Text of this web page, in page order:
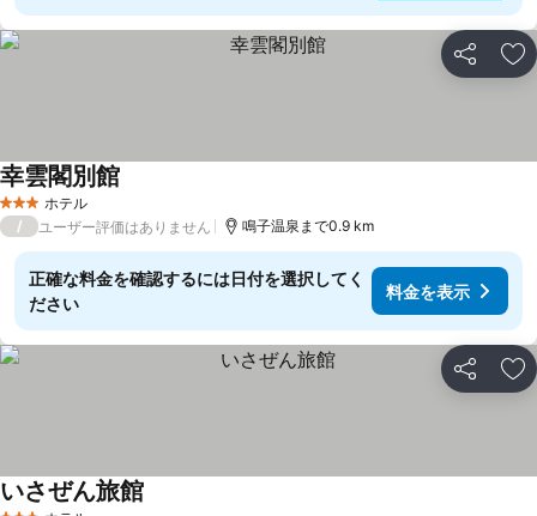
シェア お
3 ホテルのランク
ホテル
幸雲閣別館
/ ユーザー評価はありません 鳴子温泉まで0.9 km
正確な料金を確認するには日付を選択してく
ださい
料金を表示
シェア お
いさぜん旅館